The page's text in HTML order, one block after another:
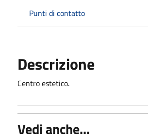
Punti di contatto
Descrizione
Centro estetico.
Vedi anche...